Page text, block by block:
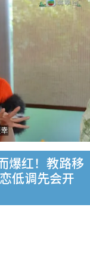
爆红！教路移
低调先会开